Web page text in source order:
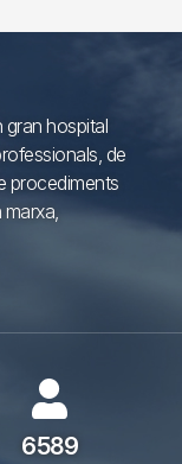
gran hospital
de
procediments
6589